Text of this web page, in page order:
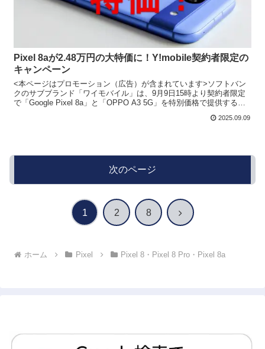
Pixel 8aが2.48万円の大特価に！Y!mobile契約者限定の
キャンペーン
<本ページはプロモーション（広告）が含まれています>ソフトバン
クのサブブランド「ワイモバイル」は、9月9日15時より契約者限定
で「Google Pixel 8a」と「OPPO A3 5G」を特別価格で提供するキ
2025.09.09
次のページ
1 2 8 次
ホーム Pixel Pixel 8・Pixel 8 Pro・Pixel 8a